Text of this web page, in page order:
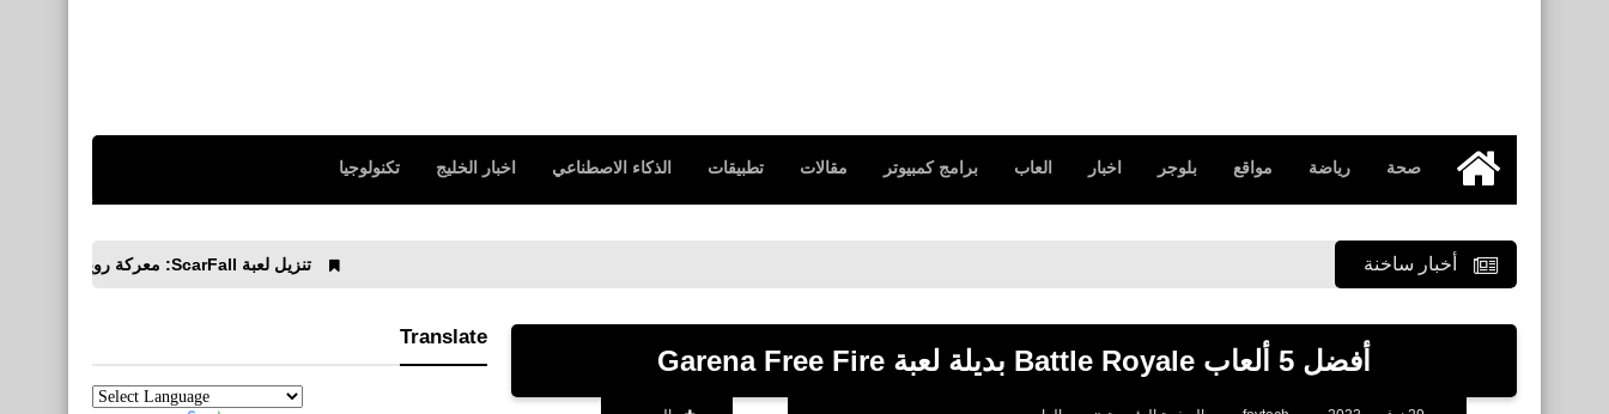
الرئيسية
صحة رياضة مواقع بلوجر اخبار العاب برامج كمبيوتر مقالات تطبيقات الذكاء الاصطناعي اخبار الخليج تكنولوجيا
أخبار ساخنة تنزيل لعبة ScarFall: معركة رويال للأيفون والأندرويد APK رابط مباشر
أفضل 5 ألعاب Battle Royale بديلة لعبة Garena Free Fire
Translate